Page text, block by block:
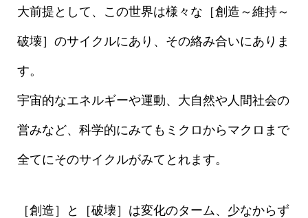
大前提として、この世界は様々な［創造～維持～
破壊］のサイクルにあり、その絡み合いにありま
す。
宇宙的なエネルギーや運動、大自然や人間社会の
営みなど、科学的にみてもミクロからマクロまで
全てにそのサイクルがみてとれます。
［創造］と［破壊］は変化のターム、少なからず